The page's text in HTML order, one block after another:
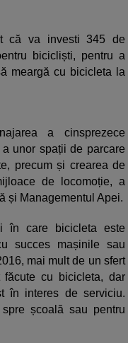
că va investi 345 de
bicicliști, pentru a
meargă cu bicicleta la
a cinsprezece
a unor spații de parcare
precum și crearea de
de locomoție, a
și Managementul Apei.
în care bicicleta este
succes mașinile sau
mai mult de un sfert
cu bicicleta, dar
în interes de serviciu.
școală sau pentru